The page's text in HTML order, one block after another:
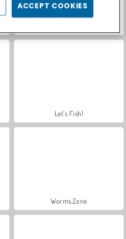
Let's Fish!
Worms.Zone
ACCEPT COOKIES